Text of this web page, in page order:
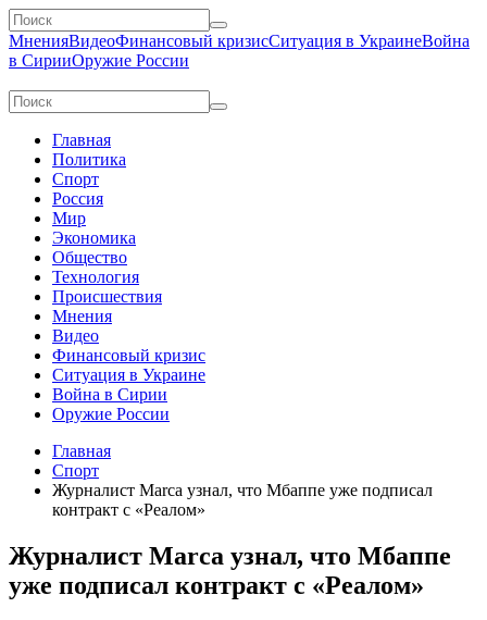
МненияВидеоФинансовый кризисСитуация в УкраинеВойна
в СирииОружие России
Главная
Политика
Спорт
Россия
Мир
Экономика
Общество
Технология
Происшествия
Мнения
Видео
Финансовый кризис
Ситуация в Украине
Война в Сирии
Оружие России
Главная
Спорт
Журналист Marca узнал, что Мбаппе уже подписал
контракт с «Реалом»
Журналист Marca узнал, что Мбаппе
уже подписал контракт с «Реалом»